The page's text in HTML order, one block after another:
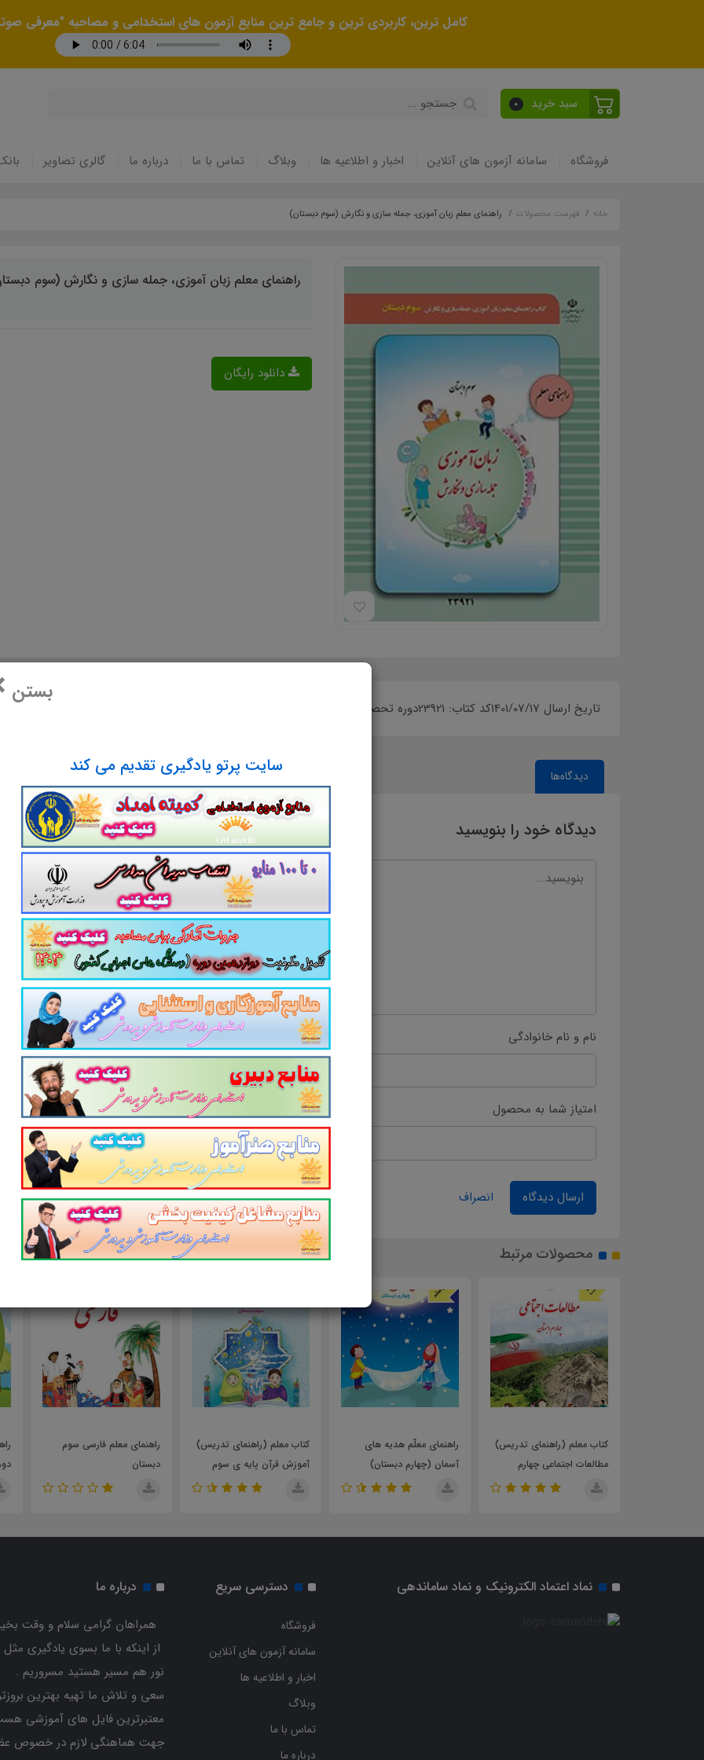
کامل ترین، کاربردی ترین و جامع ترین منابع آزمون های استخدامی و مصاحبه "معرفی
سبد خرید 0
فروشگاه سامانه آزمون های آنلاین اخبار و اطلاعیه ها وبلاگ تماس با ما درباره ما گالری تصاویر
بستن
سایت پرتو یادگیری تقدیم می کند
خانه فهرست محصولات راهنمای معلم زبان آموزی، جمله سازی و نگارش (سوم دبستان)
راهنمای معلم زبان آموزی، جمله سازی و نگارش (سوم
دانلود رایگان
تاریخ ارسال 1401/07/17کد کتاب: 23921دوره تحصیلی: راهنمای تدریس›دوره آموزش ابتداییسال تحصیلی: 1401-1402
دیدگاه‌ها
دیدگاه خود را بنویسید
نام و نام خانوادگی پست الکترونیک
امتیاز شما به محصول
ارسال دیدگاه انصراف
محصولات مرتبط
کتاب معلم (راهنمای تدریس)
مطالعات اجتماعی چهارم
دبستان
راهنمای معلّم هدیه های
آسمان (چهارم دبستان)
کتاب معلم (راهنمای تدریس)
آموزش قرآن پایه ی سوم
دبستان
راهنمای معلم فارسی سوم
دبستان
نماد اعتماد الکترونیک و نماد ساماندهی دسترسی سریع
فروشگاه
سامانه آزمون های آنلاین
اخبار و اطلاعیه ها
وبلاگ
تماس با ما
درباره ما
درباره ما
همراهان گرامی سلام و وقت
از اینکه با ما بسوی یادگیری
نور هم مسیر هستید مسروریم .
سعی و تلاش ما تهیه بهترین
معتبرترین فایل های آموزشی
جهت هماهنگی لازم در خصوص